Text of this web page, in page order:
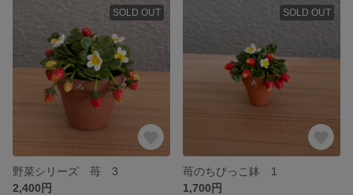
SOLD OUT
野菜シリーズ 苺 3
2,400円
SOLD OUT
苺のちびっこ鉢 1
1,700円